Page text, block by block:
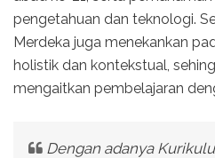
pengetahuan dan teknologi.
Merdeka juga menekankan
holistik dan kontekstual,
mengaitkan pembelajaran
Dengan adanya